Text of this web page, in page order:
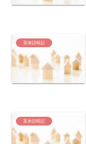
英単語暗記
英単語暗記